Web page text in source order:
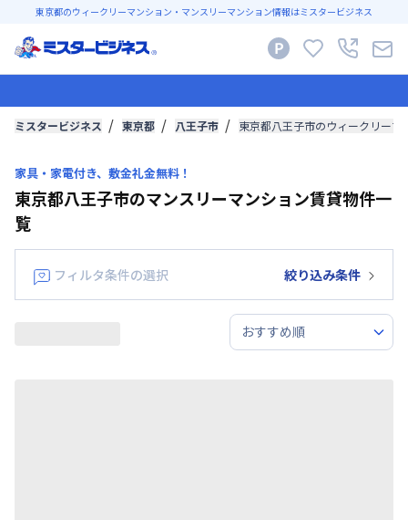
東京都のウィークリーマンション・マンスリーマンション情報はミスタービジネス
ミスタービジネス 東京都 八王子市 東京都八王子市のウィークリー
家具・家電付き、敷金礼金無料！
東京都八王子市のマンスリーマンション賃貸物件一
覧
フィルタ条件の選択 絞り込み条件